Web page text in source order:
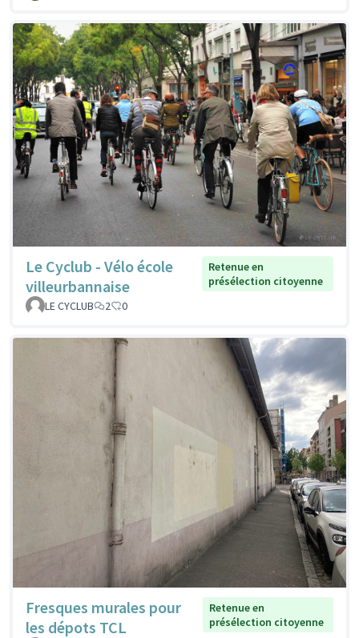
Le Cyclub - Vélo école
villeurbannaise
Retenue en
présélection citoyenne
LE CYCLUB
2 0
Fresques murales pour
les dépots TCL
Retenue en
présélection citoyenne